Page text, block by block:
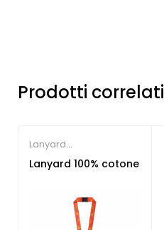
Prodotti correlati
Lanyard
personalizzabili
Lanyard 100% cotone